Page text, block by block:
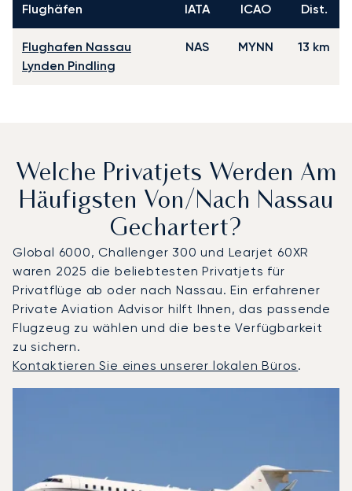
Flughäfen IATA ICAO Dist.
Flughafen Nassau
Lynden Pindling
NAS MYNN 13 km
Welche Privatjets Werden Am
Häufigsten Von/nach Nassau
Gechartert?
Global 6000, Challenger 300 und Learjet 60XR
waren 2025 die beliebtesten Privatjets für
Privatflüge ab oder nach Nassau. Ein erfahrener
Private Aviation Advisor hilft Ihnen, das passende
Flugzeug zu wählen und die beste Verfügbarkeit
zu sichern.
Kontaktieren Sie eines unserer lokalen Büros.